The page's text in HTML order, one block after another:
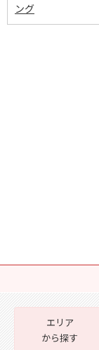
ング
エリア
から探す